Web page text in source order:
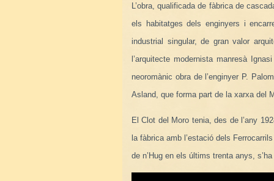
L’obra, qualificada de fàbrica de
els habitatges dels enginyers i
industrial singular, de gran valor
l’arquitecte modernista manresà
neoromànic obra de l’enginyer P.
Asland, que forma part de la xarxa del
El Clot del Moro tenia, des de l’any
la fàbrica amb l’estació dels
de n’Hug en els últims trenta anys,